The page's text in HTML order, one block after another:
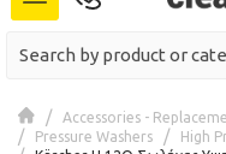
Accessories -
Pressure Washers
High